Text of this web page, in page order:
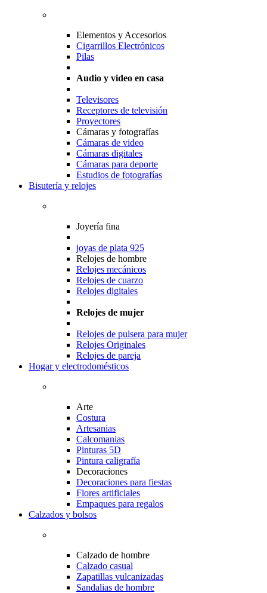
Elementos y Accesorios
Cigarrillos Electrónicos
Pilas
Audio y video en casa
Televisores
Receptores de televisión
Proyectores
Cámaras y fotografías
Cámaras de video
Cámaras digitales
Cámaras para deporte
Estudios de fotografías
Bisutería y relojes
Joyería fina
joyas de plata 925
Relojes de hombre
Relojes mecánicos
Relojes de cuarzo
Relojes digitales
Relojes de mujer
Relojes de pulsera para mujer
Relojes Originales
Relojes de pareja
Hogar y electrodomésticos
Arte
Costura
Artesanias
Calcomanias
Pinturas 5D
Pintura caligrafía
Decoraciones
Decoraciones para fiestas
Flores artificiales
Empaques para regalos
Calzados y bolsos
Calzado de hombre
Calzado casual
Zapatillas vulcanizadas
Sandalias de hombre